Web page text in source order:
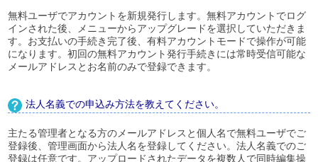
無料ユーザでアカウントを新規発行します。無料アカウントでログ
インされた後、メニューからアップグレードを選択していただきま
す。お支払いの手続き完了後、有料アカウントモードで操作が可能
になります。初回の無料アカウント発行手続きには常時受信可能な
メールアドレスとお名前のみで登録できます。
法人名義での申込み方法を教えてください。
主たる管理者となる方のメールアドレスと個人名で無料ユーザでご
登録後、管理画面から法人名を登録してください。法人名義でのご
登録は任意です。アップロードされたデータを複数人で同時編集操